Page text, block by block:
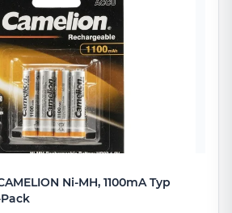
Ni-MH, 1100mA Typ
Pack